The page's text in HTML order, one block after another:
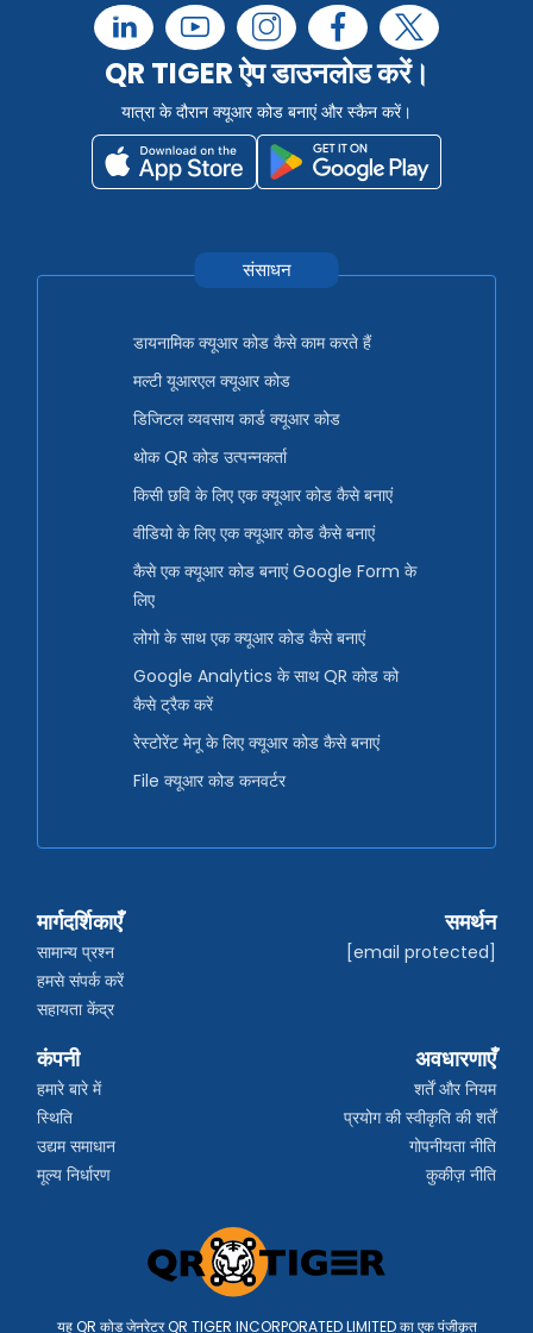
QR TIGER ऐप डाउनलोड करें।
यात्रा के दौरान क्यूआर कोड बनाएं और स्कैन करें।
संसाधन
डायनामिक क्यूआर कोड कैसे काम करते हैं
मल्टी यूआरएल क्यूआर कोड
डिजिटल व्यवसाय कार्ड क्यूआर कोड
थोक QR कोड उत्पन्नकर्ता
किसी छवि के लिए एक क्यूआर कोड कैसे बनाएं
वीडियो के लिए एक क्यूआर कोड कैसे बनाएं
कैसे एक क्यूआर कोड बनाएं Google Form के
लिए
लोगो के साथ एक क्यूआर कोड कैसे बनाएं
Google Analytics के साथ QR कोड को
कैसे ट्रैक करें
रेस्टोरेंट मेनू के लिए क्यूआर कोड कैसे बनाएं
File क्यूआर कोड कनवर्टर
मार्गदर्शिकाएँ
सामान्य प्रश्न
हमसे संपर्क करें
सहायता केंद्र
समर्थन
[email protected]
कंपनी
हमारे बारे में
स्थिति
उद्यम समाधान
मूल्य निर्धारण
अवधारणाएँ
शर्तें और नियम
प्रयोग की स्वीकृति की शर्तें
गोपनीयता नीति
कुकीज़ नीति
यह QR कोड जेनरेटर QR TIGER INCORPORATED LIMITED का एक पंजीकृत